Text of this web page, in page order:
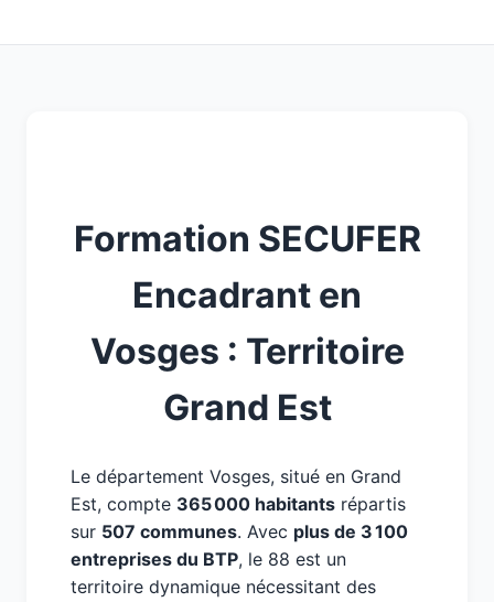
Formation SECUFER
Encadrant en
Vosges : Territoire
Grand Est
Le département Vosges, situé en Grand
Est, compte 365 000 habitants répartis
sur 507 communes. Avec plus de 3 100
entreprises du BTP, le 88 est un
territoire dynamique nécessitant des